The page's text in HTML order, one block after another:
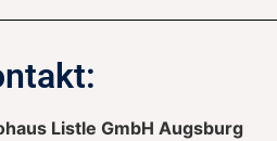
Listle GmbH Augsburg